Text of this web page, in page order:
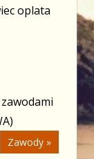
oplata
Next
Zawody